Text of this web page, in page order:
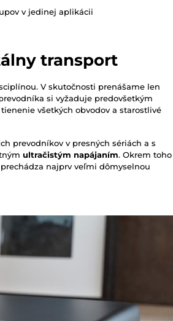
v jedinej aplikácii
transport
V skutočnosti prenášame len
si vyžaduje predovšetkým
všetkých obvodov a starostlivé
prevodníkov v presných sériách a s
ultračistým napájaním. Okrem toho
najprv veľmi dômyselnou